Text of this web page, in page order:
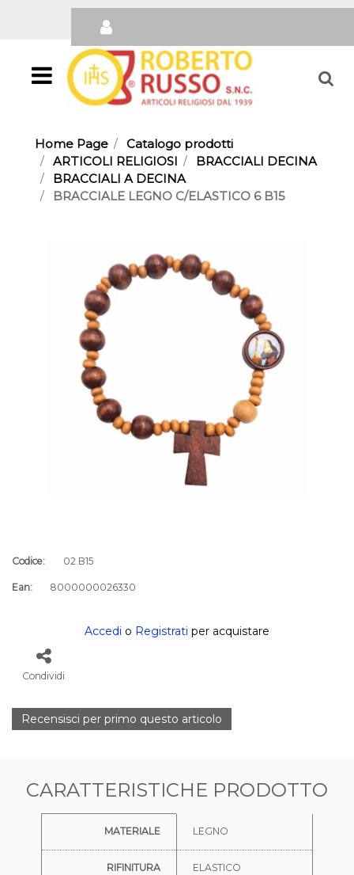
Open
Home Page
Catalogo prodotti
ARTICOLI RELIGIOSI
BRACCIALI DECINA
BRACCIALI A DECINA
BRACCIALE LEGNO C/ELASTICO 6 B15
Codice: 02.B15
Ean: 8000000026330
Accedi o Registrati per acquistare
Condividi
Recensisci per primo questo articolo
CARATTERISTICHE PRODOTTO
MATERIALE LEGNO
RIFINITURA ELASTICO